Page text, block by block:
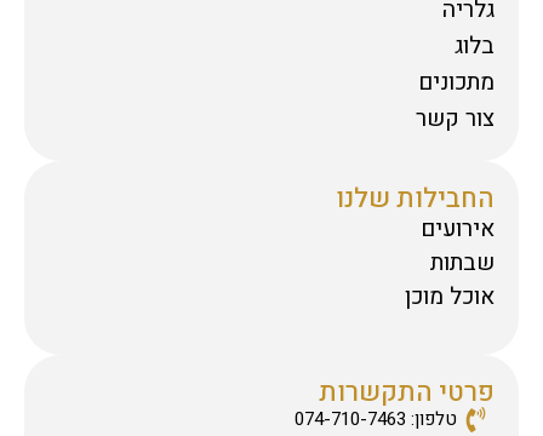
גלריה
בלוג
מתכונים
צור קשר
החבילות שלנו
אירועים
שבתות
אוכל מוכן
פרטי התקשרות
טלפון: 074-710-7463